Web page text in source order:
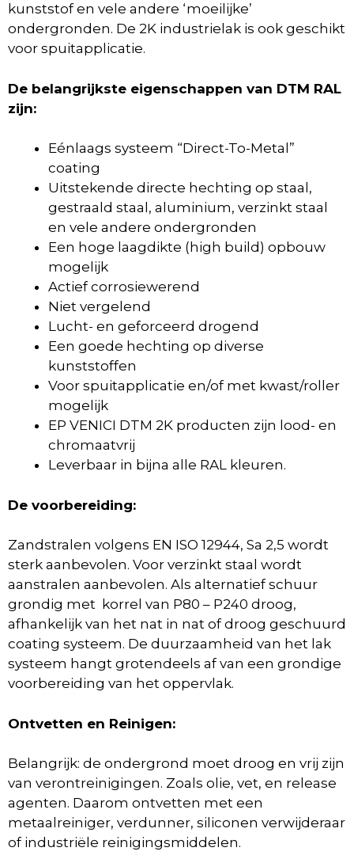
kunststof en vele andere ‘moeilijke’
ondergronden. De 2K industrielak is ook geschikt
voor spuitapplicatie.
De belangrijkste eigenschappen van DTM RAL
zijn:
Eénlaags systeem “Direct-To-Metal”
coating
Uitstekende directe hechting op staal,
gestraald staal, aluminium, verzinkt staal
en vele andere ondergronden
Een hoge laagdikte (high build) opbouw
mogelijk
Actief corrosiewerend
Niet vergelend
Lucht- en geforceerd drogend
Een goede hechting op diverse
kunststoffen
Voor spuitapplicatie en/of met kwast/roller
mogelijk
EP VENICI DTM 2K producten zijn lood- en
chromaatvrij
Leverbaar in bijna alle RAL kleuren.
De voorbereiding:
Zandstralen volgens EN ISO 12944, Sa 2,5 wordt
sterk aanbevolen. Voor verzinkt staal wordt
aanstralen aanbevolen. Als alternatief schuur
grondig met korrel van P80 – P240 droog,
afhankelijk van het nat in nat of droog geschuurd
coating systeem. De duurzaamheid van het lak
systeem hangt grotendeels af van een grondige
voorbereiding van het oppervlak.
Ontvetten en Reinigen:
Belangrijk: de ondergrond moet droog en vrij zijn
van verontreinigingen. Zoals olie, vet, en release
agenten. Daarom ontvetten met een
metaalreiniger, verdunner, siliconen verwijderaar
of industriële reinigingsmiddelen.